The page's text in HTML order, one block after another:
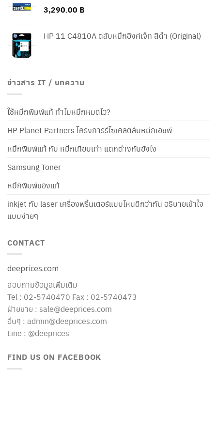
3,290.00 ฿
HP 11 C4810A ตลับหมึกอิงค์เจ็ท สีดำ (Original)
ข่าวสาร IT / บทความ
ใช้หมึกพิมพ์แท้ ทำไมหมึกหมดไว?
HP Planet Partners โครงการรีไซเคิลตลับหมึกเอชพี
หมึกพิมพ์แท้ กับ หมึกเทียบเท่า แตกต่างกันยังไง
Samsung Toner
หมึกพิมพ์ของแท้
inkjet กับ laser เครื่องพริ้นเตอร์แบบไหนดีกว่ากัน อธิบายเข้าใจ
แบบง่ายๆ
CONTACT
deeprices.com
สอบถามข้อมูลเพิ่มเติม
Tel : 02-5740470 Fax : 02-5740473
ฝ่ายขาย : sale@deeprices.com
อื่นๆ : admin@deeprices.com
Line : @deeprices
FIND US ON FACEBOOK